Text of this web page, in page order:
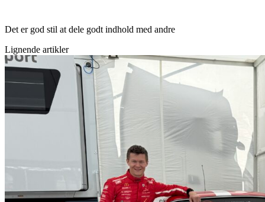
Det er god stil at dele godt indhold med andre
Lignende artikler